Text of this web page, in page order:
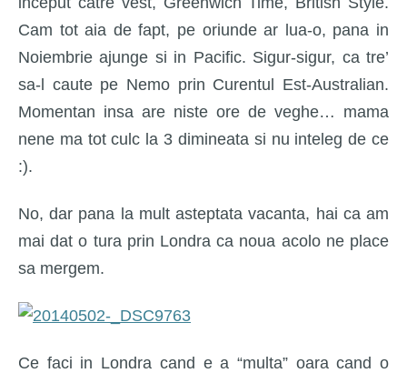
Cam tot aia de fapt, pe oriunde ar lua-o, pana in
Noiembrie ajunge si in Pacific. Sigur-sigur, ca tre’
sa-l caute pe Nemo prin Curentul Est-Australian.
Momentan insa are niste ore de veghe… mama
nene ma tot culc la 3 dimineata si nu inteleg de ce
:).
No, dar pana la mult asteptata vacanta, hai ca am
mai dat o tura prin Londra ca noua acolo ne place
sa mergem.
Ce faci in Londra cand e a “multa” oara cand o